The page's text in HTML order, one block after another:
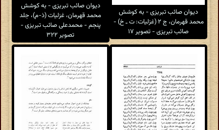
دیوان صائب تبریزی - به کوشش
محمد قهرمان، ج ۲ (غزلیات: ت ـ خ) -
صائب تبریزی - تصویر ۱۷
دیوان صائب تبریزی - به کوشش
محمد قهرمان، غزلیات (ذ-م)، جلد
پنجم - محمدعلی صائب تبریزی -
تصویر ۳۲۲